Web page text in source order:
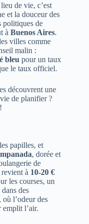
de vie, c’est
et la douceur des
politiques de
à Buenos Aires.
villes comme
malin :
bleu pour un taux
le taux officiel.
découvrent une
de planifier ?
papilles, et
, dorée et
de
à 10-20 €
les courses, un
des
, où l’odeur des
l’air.